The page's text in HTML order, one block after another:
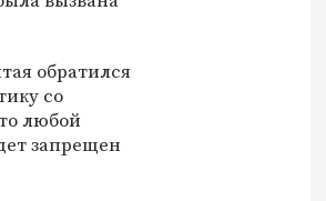
обратился
со
любой
запрещен